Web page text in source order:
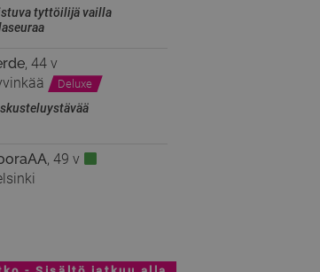
tyttöilijä vailla
, 44 v
Deluxe
, 49 v